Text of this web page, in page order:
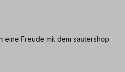
eine Freude mit dem sautershop